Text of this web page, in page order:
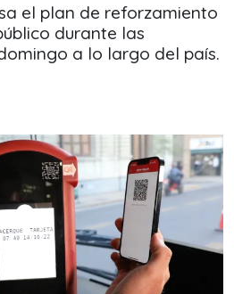
el plan de reforzamiento
durante las
a lo largo del país.